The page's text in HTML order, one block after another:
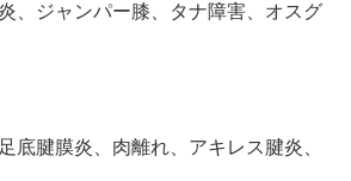
、ジャンパー膝、タナ障害、オスグ
底腱膜炎、肉離れ、アキレス腱炎、